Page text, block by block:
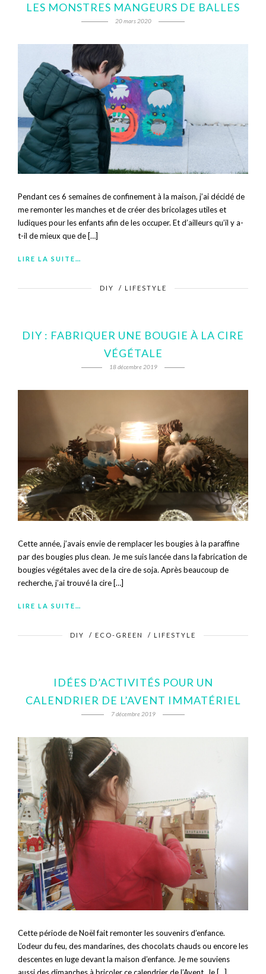
LES MONSTRES MANGEURS DE BALLES
20 mars 2020
Pendant ces 6 semaines de confinement à la maison, j’ai décidé de
me remonter les manches et de créer des bricolages utiles et
ludiques pour les enfants afin de les occuper. Et d’ailleurs qu’il y a-
t-il de mieux que de […]
LIRE LA SUITE…
DIY / LIFESTYLE
DIY : FABRIQUER UNE BOUGIE À LA CIRE
VÉGÉTALE
18 décembre 2019
Cette année, j’avais envie de remplacer les bougies à la paraffine
par des bougies plus clean. Je me suis lancée dans la fabrication de
bougies végétales avec de la cire de soja. Après beaucoup de
recherche, j’ai trouvé la cire […]
LIRE LA SUITE…
DIY / ECO-GREEN / LIFESTYLE
IDÉES D’ACTIVITÉS POUR UN
CALENDRIER DE L’AVENT IMMATÉRIEL
7 décembre 2019
Cette période de Noël fait remonter les souvenirs d’enfance.
L’odeur du feu, des mandarines, des chocolats chauds ou encore les
descentes en luge devant la maison d’enfance. Je me souviens
aussi des dimanches à bricoler ce calendrier de l’Avent. Je […]